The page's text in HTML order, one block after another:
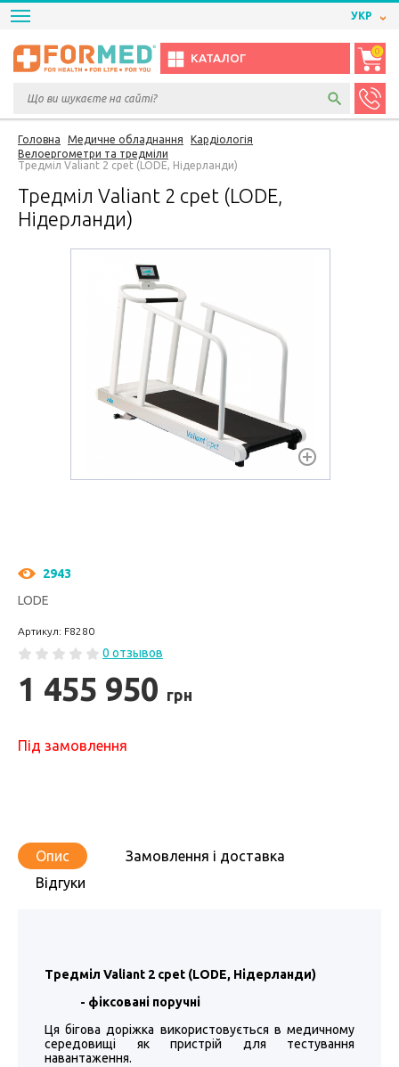
УКР
КАТАЛОГ
0
Головна Медичне обладнання
Кардіологія
Велоергометри та тредміли
Тредміл Valiant 2 cpet (LODE, Нідерланди)
Тредміл Valiant 2 cpet (LODE,
Нідерланди)
2943
LODE
Артикул: F8280
0 отзывов
1 455 950 грн
Під замовлення
Опис
Замовлення і доставка
Відгуки
Тредміл Valiant 2 cpet (LODE, Нідерланди)
- фіксовані поручні
Ця бігова доріжка використовується в медичному
середовищі як пристрій для тестування
навантаження.